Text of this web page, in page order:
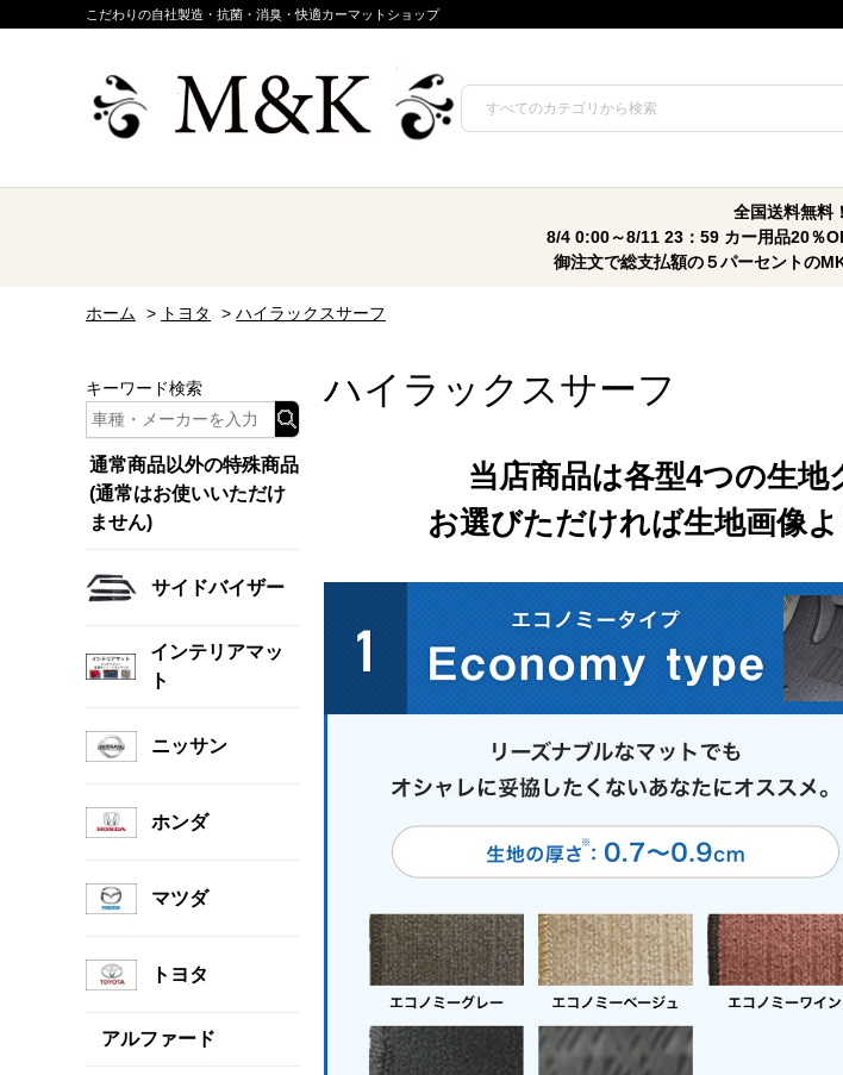
こだわりの自社製造・抗菌・消臭・快適カーマットショップ
全国送料無料
8/4 0:00～8/11 23：59 カー用品20％
御注文で総支払額の５パーセントの
ホーム > トヨタ > ハイラックスサーフ
キーワード検索
通常商品以外の特殊商品
(通常はお使いいただけ
ません)
サイドバイザー
インテリアマッ
ト
ニッサン
ホンダ
マツダ
トヨタ
アルファード
ハイラックスサーフ
当店商品は各型4つの生
お選びただければ生地画像